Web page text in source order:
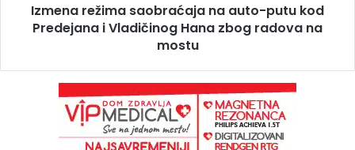
Izmena režima saobraćaja na auto-putu kod
Predejana i Vladičinog Hana zbog radova na
mostu